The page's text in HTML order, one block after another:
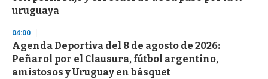
uruguaya
04:00
Agenda Deportiva del 8 de agosto de 2026:
Peñarol por el Clausura, fútbol argentino,
amistosos y Uruguay en básquet